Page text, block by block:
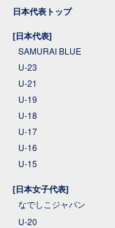
日本代表トップ
[日本代表]
SAMURAI BLUE
U-23
U-21
U-19
U-18
U-17
U-16
U-15
[日本女子代表]
なでしこジャパン
U-20